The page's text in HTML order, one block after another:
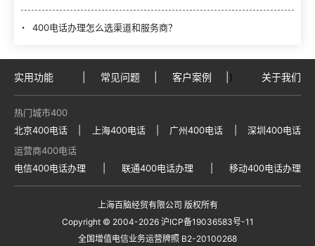
400电话办理怎么选渠道和服务商？
实用功能 常见问题 客户案例 } 关于我们
热门城市400
北京400电话
上海400电话 广州400电话
深圳400电话
运营商400电话
电信400电话办理
联通400电话办理 移动400电话办理
上海百脑经贸有限公司 版权所有
Copyright © 2004-2026 沪ICP备19036583号-11
全国增值电信业务运营牌照 B2-20100268